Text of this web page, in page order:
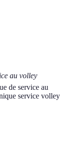
au volley
de service au
service volley